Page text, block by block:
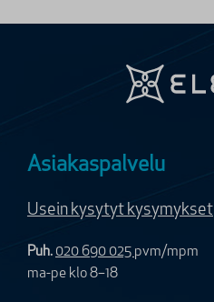
Asiakaspalvelu
Usein kysytyt kysymykset
Puh. 020 690 025 pvm/mpm
ma-pe klo 8–18